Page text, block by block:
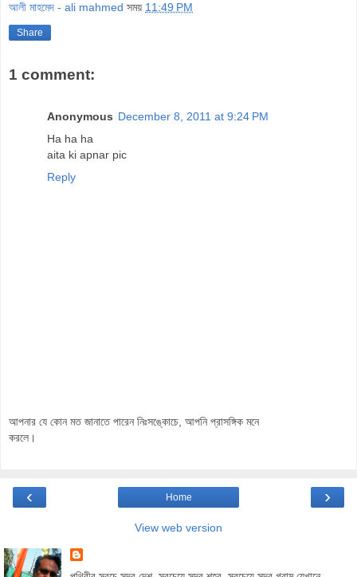
আলী মাহমেদ - ali mahmed সময় 11:49 PM
Share
1 comment:
Anonymous December 8, 2011 at 9:24 PM
Ha ha ha
aita ki apnar pic
Reply
আপনার যে কোন মত জানাতে পারেন নিঃসঙ্কোচে, আপনি প্রাসঙ্গিক মনে
করলে।
‹ ›
Home
View web version